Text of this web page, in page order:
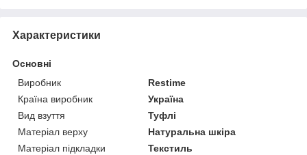
Характеристики
Основні
Виробник
Restime
Країна виробник
Україна
Вид взуття
Туфлі
Матеріал верху
Натуральна шкіра
Матеріал підкладки
Текстиль